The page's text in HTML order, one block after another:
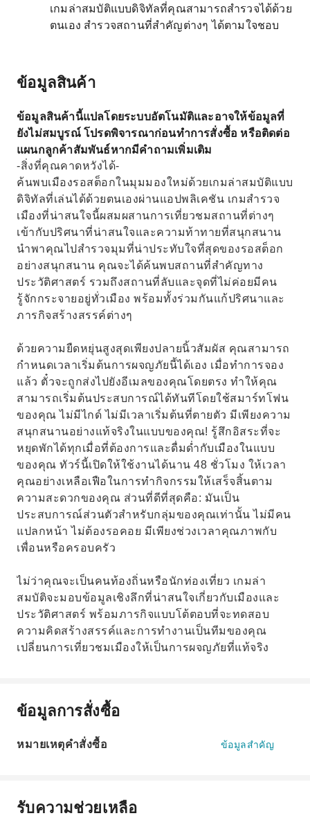
เกมล่าสมบัติแบบดิจิทัลที่คุณสามารถสำรวจได้ด้วย
ตนเอง สำรวจสถานที่สำคัญต่างๆ ได้ตามใจชอบ
ข้อมูลสินค้า
ข้อมูลสินค้านี้แปลโดยระบบอัตโนมัติและอาจให้ข้อมูลที่
ยังไม่สมบูรณ์ โปรดพิจารณาก่อนทำการสั่งซื้อ หรือติดต่อ
แผนกลูกค้าสัมพันธ์หากมีคำถามเพิ่มเติม
-สิ่งที่คุณคาดหวังได้-
ค้นพบเมืองรอสต็อกในมุมมองใหม่ด้วยเกมล่าสมบัติแบบ
ดิจิทัลที่เล่นได้ด้วยตนเองผ่านแอปพลิเคชัน เกมสำรวจ
เมืองที่น่าสนใจนี้ผสมผสานการเที่ยวชมสถานที่ต่างๆ
เข้ากับปริศนาที่น่าสนใจและความท้าทายที่สนุกสนาน
นำพาคุณไปสำรวจมุมที่น่าประทับใจที่สุดของรอสต็อก
อย่างสนุกสนาน คุณจะได้ค้นพบสถานที่สำคัญทาง
ประวัติศาสตร์ รวมถึงสถานที่ลับและจุดที่ไม่ค่อยมีคน
รู้จักกระจายอยู่ทั่วเมือง พร้อมทั้งร่วมกันแก้ปริศนาและ
ภารกิจสร้างสรรค์ต่างๆ
ด้วยความยืดหยุ่นสูงสุดเพียงปลายนิ้วสัมผัส คุณสามารถ
กำหนดเวลาเริ่มต้นการผจญภัยนี้ได้เอง เมื่อทำการจอง
แล้ว ตั๋วจะถูกส่งไปยังอีเมลของคุณโดยตรง ทำให้คุณ
สามารถเริ่มต้นประสบการณ์ได้ทันทีโดยใช้สมาร์ทโฟน
ของคุณ ไม่มีไกด์ ไม่มีเวลาเริ่มต้นที่ตายตัว มีเพียงความ
สนุกสนานอย่างแท้จริงในแบบของคุณ! รู้สึกอิสระที่จะ
หยุดพักได้ทุกเมื่อที่ต้องการและดื่มด่ำกับเมืองในแบบ
ของคุณ ทัวร์นี้เปิดให้ใช้งานได้นาน 48 ชั่วโมง ให้เวลา
คุณอย่างเหลือเฟือในการทำกิจกรรมให้เสร็จสิ้นตาม
ความสะดวกของคุณ ส่วนที่ดีที่สุดคือ: มันเป็น
ประสบการณ์ส่วนตัวสำหรับกลุ่มของคุณเท่านั้น ไม่มีคน
แปลกหน้า ไม่ต้องรอคอย มีเพียงช่วงเวลาคุณภาพกับ
เพื่อนหรือครอบครัว
ไม่ว่าคุณจะเป็นคนท้องถิ่นหรือนักท่องเที่ยว เกมล่า
สมบัติจะมอบข้อมูลเชิงลึกที่น่าสนใจเกี่ยวกับเมืองและ
ประวัติศาสตร์ พร้อมภารกิจแบบโต้ตอบที่จะทดสอบ
ความคิดสร้างสรรค์และการทำงานเป็นทีมของคุณ
เปลี่ยนการเที่ยวชมเมืองให้เป็นการผจญภัยที่แท้จริง
ข้อมูลการสั่งซื้อ
หมายเหตุคำสั่งซื้อ ข้อมูลสำคัญ
รับความช่วยเหลือ